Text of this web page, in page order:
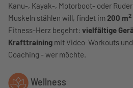
Kanu-, Kayak-, Motorboot- oder
Muskeln stählen will, findet im200 m2
Fitness-Herz begehrt: vielfältige
Krafttraining mit Video-Workouts
Coaching - wer möchte.
Wellness